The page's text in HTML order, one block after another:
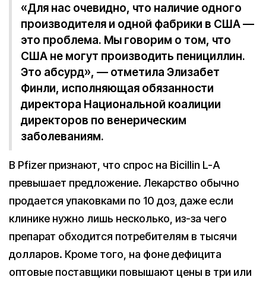
«Для нас очевидно, что наличие одного
производителя и одной фабрики в США —
это проблема. Мы говорим о том, что
США не могут производить пенициллин.
Это абсурд», — отметила Элизабет
Финли, исполняющая обязанности
директора Национальной коалиции
директоров по венерическим
заболеваниям.
В Pfizer признают, что спрос на Bicillin L-A
превышает предложение. Лекарство обычно
продается упаковками по 10 доз, даже если
клинике нужно лишь несколько, из-за чего
препарат обходится потребителям в тысячи
долларов. Кроме того, на фоне дефицита
оптовые поставщики повышают цены в три или